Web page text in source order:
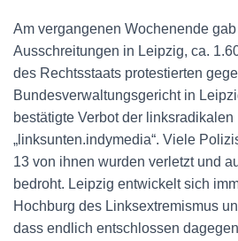
Am vergangenen Wochenende
Ausschreitungen in Leipzig, ca.
des Rechtsstaats protestierten
Bundesverwaltungsgericht in
bestätigte Verbot der linksradikalen
„linksunten.indymedia“. Viele
13 von ihnen wurden verletzt und
bedroht. Leipzig entwickelt sich
Hochburg des Linksextremismus
dass endlich entschlossen